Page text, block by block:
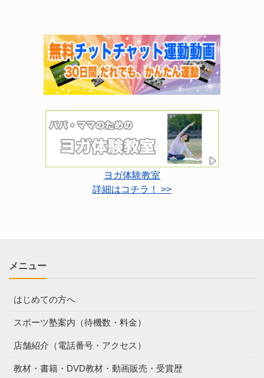
ヨガ体験教室
詳細はコチラ！ >>
メニュー
はじめての方へ
スポーツ塾案内（待機数・料金）
店舗紹介（電話番号・アクセス）
教材・書籍・DVD教材・動画販売・受賞歴